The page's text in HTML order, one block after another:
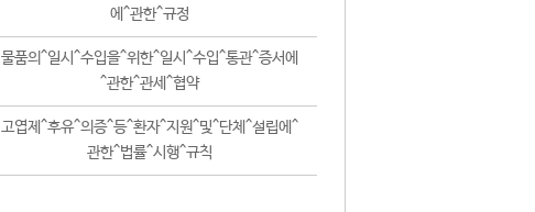
에^관한^규정
물품의^일시^수입을^위한^일시^수입^통관^증서에
^관한^관세^협약
고엽제^후유^의증^등^환자^지원^및^단체^설립에^
관한^법률^시행^규칙